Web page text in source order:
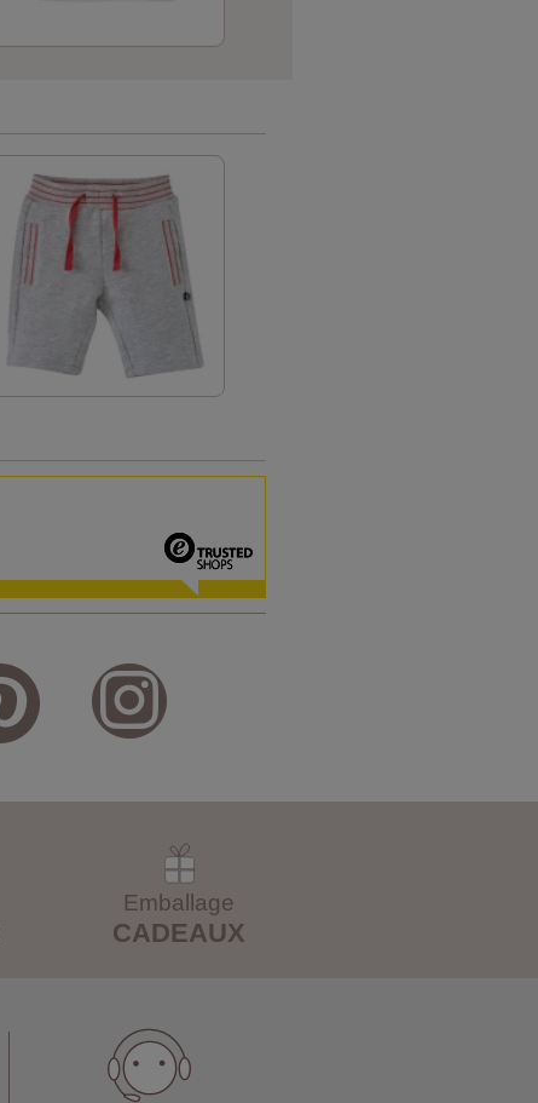
Emballage
CADEAUX